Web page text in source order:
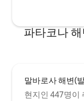
round), sipping a
out in the beach. In the fully-equipped
kitchen you’ll find
hob, fridge/freezer,
machine and a
some basic kitchen
파타코나
말바로사 해변(
현지인 447명이